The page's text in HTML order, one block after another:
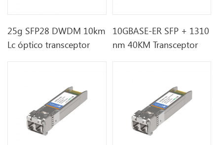
25g SFP28 DWDM 10km
Lc óptico transceptor
10GBASE-ER SFP + 1310
nm 40KM Transceptor